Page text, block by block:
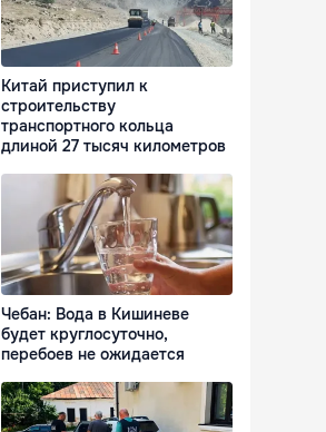
Китай приступил к
строительству
транспортного кольца
длиной 27 тысяч километров
Чебан: Вода в Кишиневе
будет круглосуточно,
перебоев не ожидается